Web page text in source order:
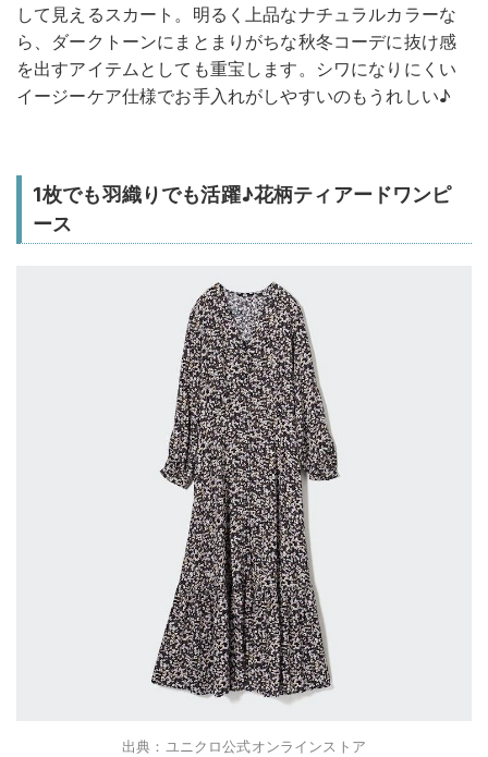
して見えるスカート。明るく上品なナチュラルカラーな
ら、ダークトーンにまとまりがちな秋冬コーデに抜け感
を出すアイテムとしても重宝します。シワになりにくい
イージーケア仕様でお手入れがしやすいのもうれしい♪
1枚でも羽織りでも活躍♪花柄ティアードワンピ
ース
出典：ユニクロ公式オンラインストア